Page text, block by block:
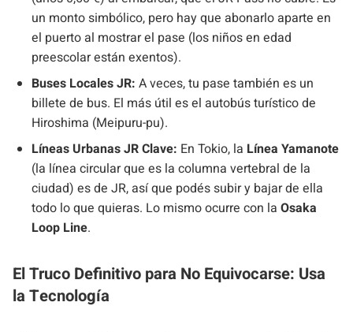
un monto simbólico, pero hay que abonarlo aparte en
el puerto al mostrar el pase (los niños en edad
preescolar están exentos).
Buses Locales JR: A veces, tu pase también es un
billete de bus. El más útil es el autobús turístico de
Hiroshima (Meipuru-pu).
Líneas Urbanas JR Clave: En Tokio, la Línea Yamanote
(la línea circular que es la columna vertebral de la
ciudad) es de JR, así que podés subir y bajar de ella
todo lo que quieras. Lo mismo ocurre con la Osaka
Loop Line.
El Truco Definitivo para No Equivocarse: Usa
la Tecnología